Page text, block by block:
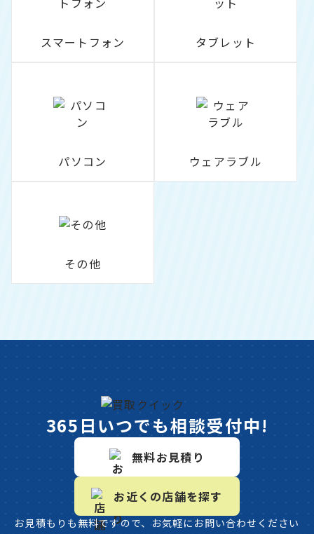
スマートフォン タブレット
パソコン ウェアラブル
その他
365日いつでも相談受付中!
無料お見積り
お近くの店舗を探す
お見積もりも無料ですので、お気軽にお問い合わせください